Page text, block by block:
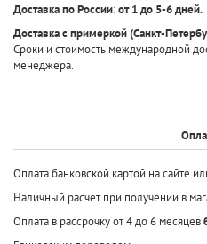
Доставка по России:от 1 до 5-6 дней.
Доставка с примеркой(Санкт-
Сроки и стоимость международной
менеджера.
Оплата банковской картой на сайте
Наличный расчет при получении в
Оплата в рассрочку от 4 до 6 месяцев